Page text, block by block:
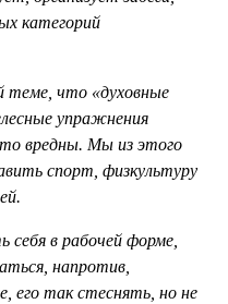
категорий
теме, что «духовные
упражнения
вредны. Мы из этого
спорт, физкультуру
в рабочей форме,
напротив,
его так стеснять, но не